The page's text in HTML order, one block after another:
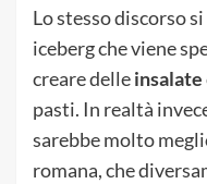
Lo stesso discorso
iceberg che viene
creare delleinsalate
pasti. In realtà
sarebbe molto
romana, che